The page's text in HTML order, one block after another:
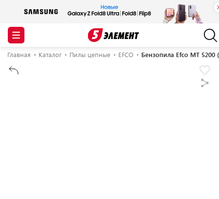
Главная Каталог Пилы цепные EFCO Бензопила Efco МТ 5200